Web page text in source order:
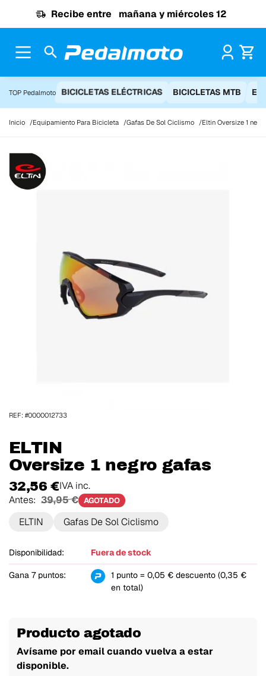
Recibe entre mañana y miércoles 12
TOP Pedalmoto BICICLETAS ELÉCTRICAS BICICLETAS MTB
Inicio Equipamiento Para Bicicleta Gafas De Sol Ciclismo Eltin Oversize 1
ELTIN
Oversize 1 negro gafas
32,56 €IVA inc.
Antes: 39,95 € AGOTADO
ELTIN Gafas De Sol Ciclismo
Disponibilidad: Fuera de stock
Gana 7 puntos:
1 punto = 0,05 € descuento (0,35 €
en total)
Producto agotado
Avísame por email cuando vuelva a estar
disponible.
REF: #0000012733